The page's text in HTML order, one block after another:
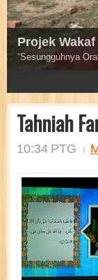
Pondok
“Jom! Rebut
Tahniah
10:34 PTG